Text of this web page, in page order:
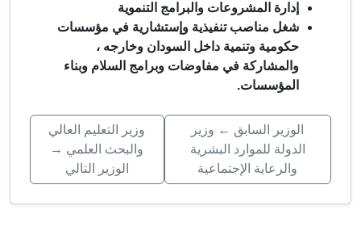
إدارة المشروعات والبرامج التنموية
شغل مناصب تنفيذية وإستشارية في مؤسسات
حكومية وتنمية داخل السودان وخارجه ،
والمشاركة في مفاوضات وبرامج السلام وبناء
المؤسسات.
الوزير السابق ← وزير
الدولة للموارد البشرية
والرعاية الإجتماعية
وزير التعليم العالي
والبحث العلمي →
الوزير التالي